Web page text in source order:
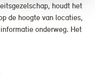
houdt het
de hoogte van locaties,
onderweg. Het